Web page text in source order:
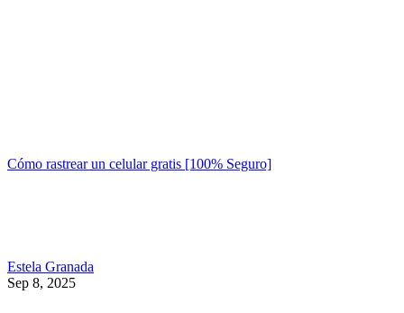
Cómo rastrear un celular gratis [100% Seguro]
Estela Granada
Sep 8, 2025